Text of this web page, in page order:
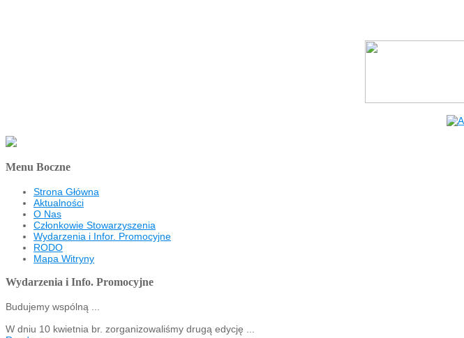
Menu Boczne
Strona Główna
Aktualności
O Nas
Członkowie Stowarzyszenia
Wydarzenia i Infor. Promocyjne
RODO
Mapa Witryny
Wydarzenia i Info. Promocyjne
Budujemy wspólną ...
W dniu 10 kwietnia br. zorganizowaliśmy drugą edycję ...